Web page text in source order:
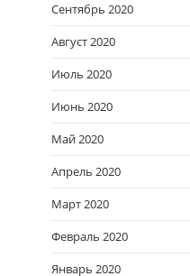
Сентябрь 2020
Август 2020
Июль 2020
Июнь 2020
Май 2020
Апрель 2020
Март 2020
Февраль 2020
Январь 2020